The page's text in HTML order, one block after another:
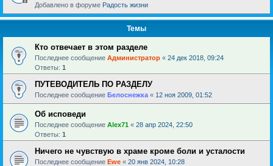
Добавлено в форуме Радость жизни
Темы
Кто отвечает в этом разделе
Последнее сообщение Администратор « 24 дек 2018, 09:24
Ответы: 1
ПУТЕВОДИТЕЛЬ ПО РАЗДЕЛУ
Последнее сообщение Белоснежка « 12 ноя 2009, 01:52
Об исповеди
Последнее сообщение Alex71 « 28 апр 2024, 22:50
Ответы: 1
Ничего не чувствую в храме кроме боли и усталости
Последнее сообщение Ewe « 20 янв 2024, 10:28